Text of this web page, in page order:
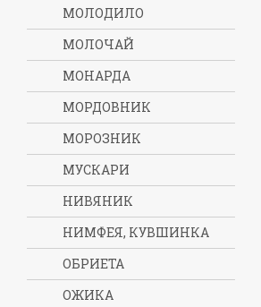
МОЛОДИЛО
МОЛОЧАЙ
МОНАРДА
МОРДОВНИК
МОРОЗНИК
МУСКАРИ
НИВЯНИК
НИМФЕЯ, КУВШИНКА
ОБРИЕТА
ОЖИКА